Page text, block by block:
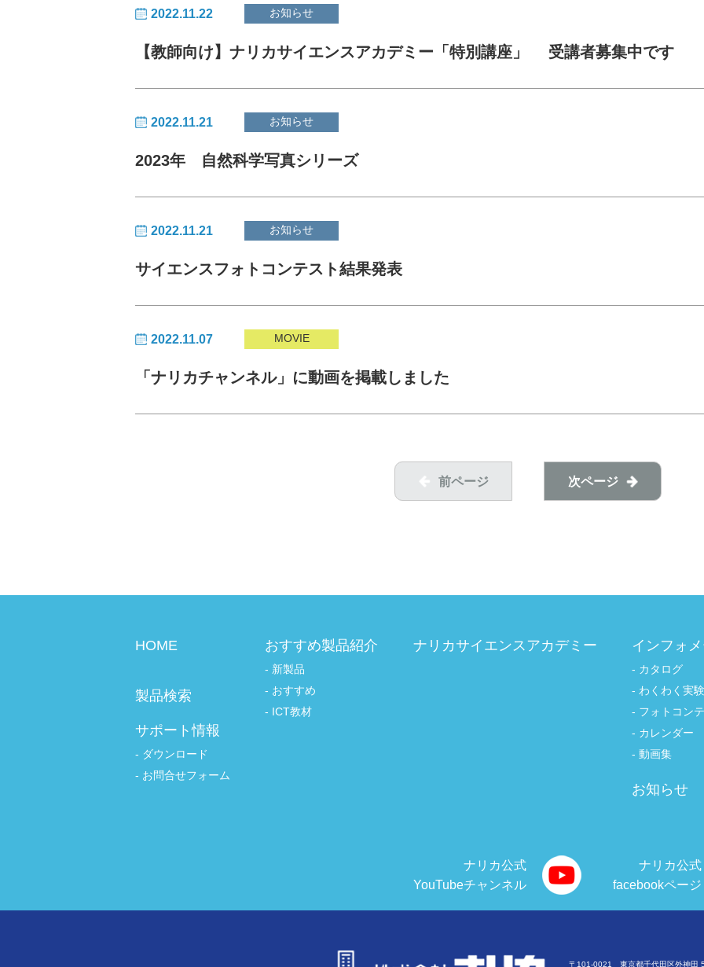
2022.11.22 お知らせ
【教師向け】ナリカサイエンスアカデミー「特別講座」 受講者募集中です
2022.11.21 お知らせ
2023年 自然科学写真シリーズ
2022.11.21 お知らせ
サイエンスフォトコンテスト結果発表
2022.11.07 MOVIE
「ナリカチャンネル」に動画を掲載しました
前ページ 次ページ
HOME
製品検索
サポート情報
ダウンロード
お問合せフォーム
おすすめ製品紹介
新製品
おすすめ
ICT教材
ナリカサイエンスアカデミー インフォ
カタログ
わくわく実験
フォトコン
カレンダー
動画集
お知らせ
ナリカ公式
YouTubeチャンネル
ナリカ公式
facebookページ
〒101-0021 東京都千代田区外神田